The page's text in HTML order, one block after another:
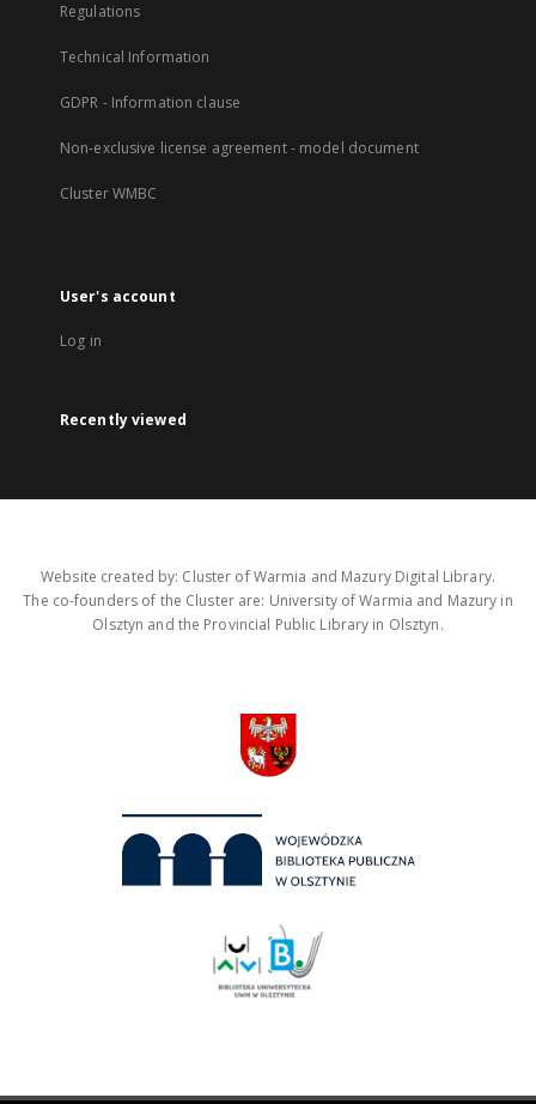
Regulations
Technical Information
GDPR - Information clause
Non-exclusive license agreement - model document
Cluster WMBC
User's account
Log in
Recently viewed
Website created by: Cluster of Warmia and Mazury Digital Library.
The co-founders of the Cluster are: University of Warmia and Mazury in
Olsztyn and the Provincial Public Library in Olsztyn.